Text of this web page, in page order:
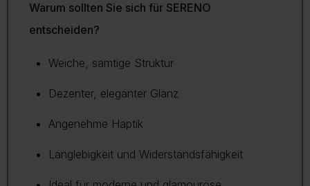
Warum sollten Sie sich für SERENO
entscheiden?
Weiche, samtige Struktur
Dezenter, eleganter Glanz
Angenehme Haptik
Langlebigkeit und Widerstandsfähigkeit